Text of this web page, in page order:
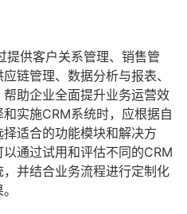
提供客户关系管理、销售管
链管理、数据分析与报表、
助企业全面提升业务运营效
实施CRM系统时，应根据自
适合的功能模块和解决方
通过试用和评估不同的CRM
并结合业务流程进行定制化